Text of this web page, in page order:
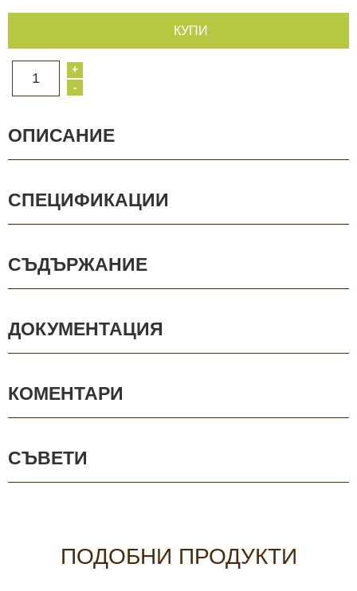
Архивни продукти
КУПИ
1
-
+
ОПИСАНИЕ
СПЕЦИФИКАЦИИ
СЪДЪРЖАНИЕ
ДОКУМЕНТАЦИЯ
КОМЕНТАРИ
СЪВЕТИ
ПОДОБНИ ПРОДУКТИ